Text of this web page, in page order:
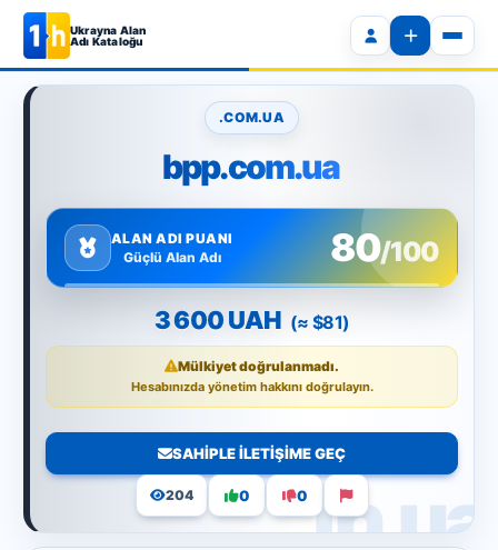
Ukrayna Alan
Adı Kataloğu
.COM.UA
bpp.com.ua
ALAN ADI PUANI
Güçlü Alan Adı
80/100
3 600 UAH (≈ $81)
Mülkiyet doğrulanmadı.
Hesabınızda yönetim hakkını doğrulayın.
SAHIPLE ILETIŞIME GEÇ
204 0 0